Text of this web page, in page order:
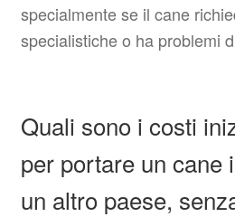
specialmente se il cane
specialistiche o ha problemi
Quali sono i costi
per portare un cane
un altro paese,